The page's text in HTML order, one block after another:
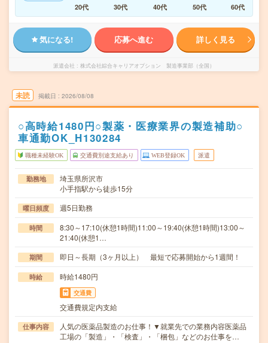
20代
30代 40代 50代 60代
気になる! 応募へ進む 詳しく見る
派遣会社 株式会社綜合キャリアオプション 製造事業部（全国）
未読 掲載日 2026/08/08
○高時給1480円○製薬・医療業界の製造補助○
車通勤OK_H130284
職種未経験OK 交通費別途支給あり WEB登録OK 派遣
勤務地
埼玉県所沢市
小手指駅から徒歩15分
曜日頻度 週5日勤務
時間
8:30～17:10(休憩1時間)11:00～19:40(休憩1時間)13:00～
21:40(休憩1…
期間 即日～長期（3ヶ月以上） 最短で応募開始から1週間！
時給 時給1480円
交通費
交通費規定内支給
仕事内容
人気の医薬品製造のお仕事！▼就業先での業務内容医薬品
工場の「製造」・「検査」・「梱包」などのお仕事を…